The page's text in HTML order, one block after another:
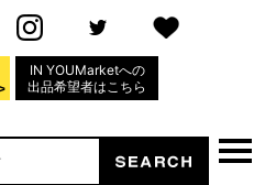
IN YOUMarketへの
出品希望者はこちら